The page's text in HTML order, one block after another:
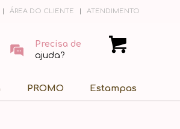
ÁREA DO CLIENTE ATENDIMENTO
Precisa de
ajuda?
PROMO Estampas